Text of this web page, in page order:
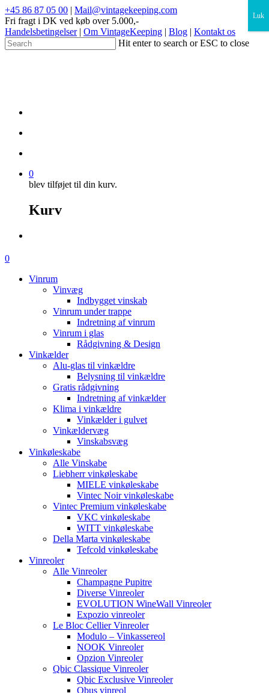
+45 86 87 05 00 | Mail@vintagekeeping.com
Fri fragt i DK ved køb over 5.000,-
Handelsbetingelser| Om VintageKeeping | Blog | Kontakt os
Hit enter to search or ESC to close
0
blev tilføjet til din kurv.
Kurv
0
Vinrum
Vinvæg
Indbygget vinskab
Vinrum under trappe
Indretning af vinrum
Vinrum i glas
Rådgivning & Design
Vinkælder
Alu-glas til vinkældre
Belysning til vinkældre
Gratis rådgivning
Indretning af vinkælder
Klima i vinkældre
Vinkælder i gulvet
Vinkældervæg
Vinskabsvæg
Vinkøleskabe
Alle Vinskabe
Liebherr vinkøleskabe
MIELE vinkøleskabe
Vintec Noir vinkøleskabe
Vintec Premium vinkøleskabe
VKC vinkøleskabe
WITT vinkøleskabe
Della Marta vinkøleskabe
Tefcold vinkøleskabe
Vinreoler
Alle Vinreoler
Champagne Pupitre
Diverse Vinreoler
EVOLUTION WineWall Vinreoler
Expozio vinreoler
Le Bloc Cellier Vinreoler
Modulo – Vinkassereol
NOOK Vinreoler
Opzion Vinreoler
Qbic Classique Vinreoler
Qbic Exclusive Vinreoler
Qbus vinreol
×
Luk